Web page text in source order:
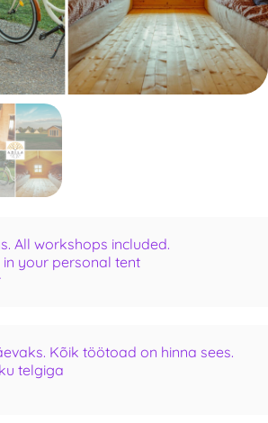
All workshops included.
your personal tent
Kõik töötoad on hinna sees.
telgiga